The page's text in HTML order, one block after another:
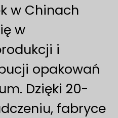
w Chinach
w
i
opakowań
Dzięki 20-
fabryce